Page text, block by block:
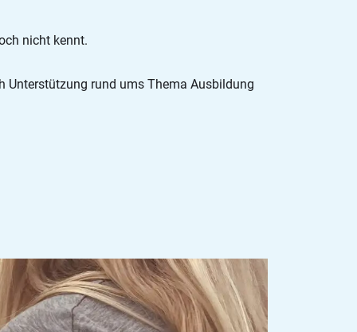
nicht kennt.
Unterstützung rund ums Thema Ausbildung